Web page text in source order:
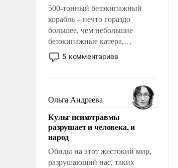
500-тонный безэкипажный
корабль – нечто гораздо
большее, чем небольшие
безэкипажные катера,
применение которых уже
стало обыденностью. Задача по
сложна и амбициозна. Однако
и ее реализация радикально
поднимет наши боевые
возможности.
5 комментариев
Ольга Андреева
Культ психотравмы
разрушает и человека, и
народ
Обиды на этот жестокий мир,
разрушающий нас, таких